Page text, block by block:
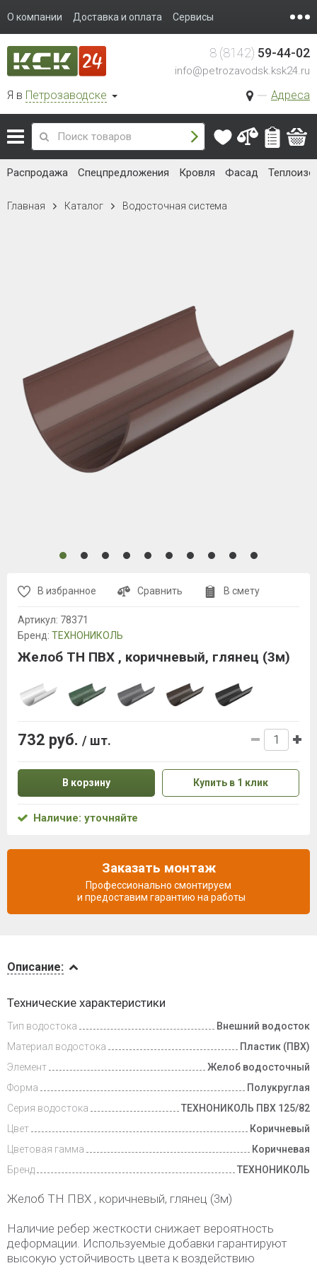
О компании Доставка и оплата Сервисы
Я в Петрозаводске Адреса
8 (8142) 59-44-02
info@petrozavodsk.ksk24.ru
Распродажа Спецпредложения Кровля Фасад
Главная Каталог Водосточная система
Доставка
Описание:
Технические характеристики
Тип водостока
Внешний водосток
Материал водостока
Пластик (ПВХ)
Элемент
Желоб водосточный
Форма
Полукруглая
Серия водостока
ТЕХНОНИКОЛЬ ПВХ 125/82
Цвет
Коричневый
Цветовая гамма
Коричневая
Бренд
ТЕХНОНИКОЛЬ
Желоб ТН ПВХ , коричневый, глянец (3м)
Наличие ребер жесткости снижает вероятность
деформации. Используемые добавки гарантируют
высокую устойчивость цвета к воздействию
В избранное Сравнить В смету
Артикул: 78371
Бренд: ТЕХНОНИКОЛЬ
Желоб ТН ПВХ , коричневый, глянец (3м)
732 руб. / шт.
В корзину Купить в 1 клик
Наличие: уточняйте
Заказать монтаж
Профессионально смонтируем
и предоставим гарантию на работы